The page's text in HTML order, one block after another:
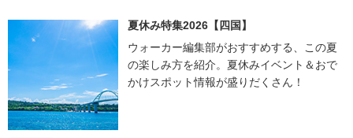
夏休み特集2026【四国】
ウォーカー編集部がおすすめする、この夏
の楽しみ方を紹介。夏休みイベント＆おで
かけスポット情報が盛りだくさん！